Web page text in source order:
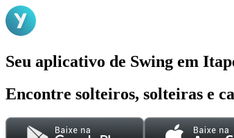
Seu aplicativo de Swing em
Encontre solteiros, solteiras e